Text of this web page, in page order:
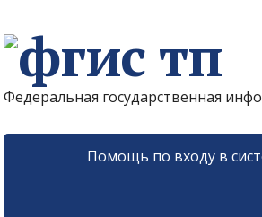
Федеральная государственная
Помощь по входу в